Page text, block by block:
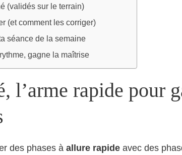
(validés sur le terrain)
(et comment les corriger)
séance de la semaine
gagne la maîtrise
l’arme rapide pour
des phases à allure rapide avec des